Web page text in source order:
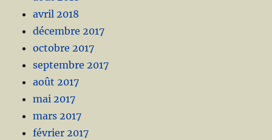
avril 2018
décembre 2017
octobre 2017
septembre 2017
août 2017
mai 2017
mars 2017
février 2017